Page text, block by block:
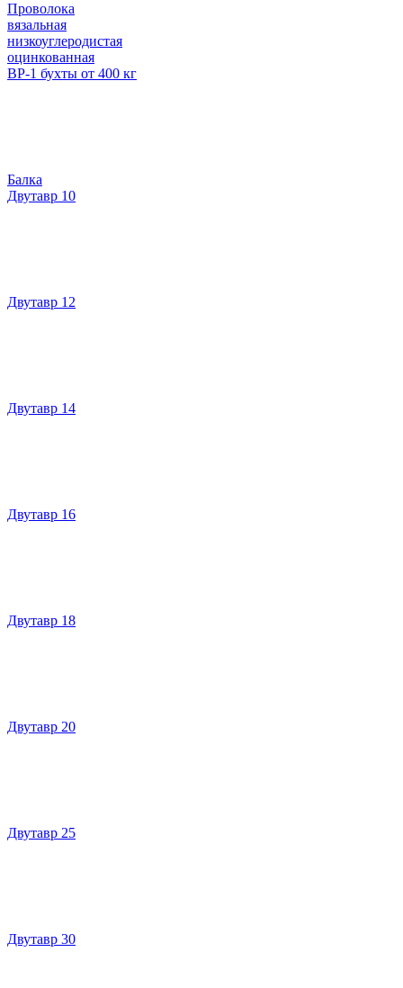
Проволока
вязальная
низкоуглеродистая
оцинкованная
ВР-1 бухты от 400 кг
Балка
Двутавр 10
Двутавр 12
Двутавр 14
Двутавр 16
Двутавр 18
Двутавр 20
Двутавр 25
Двутавр 30